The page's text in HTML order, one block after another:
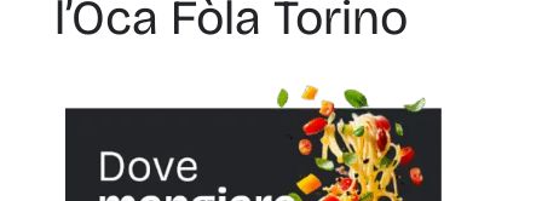
l’Oca Fòla Torino